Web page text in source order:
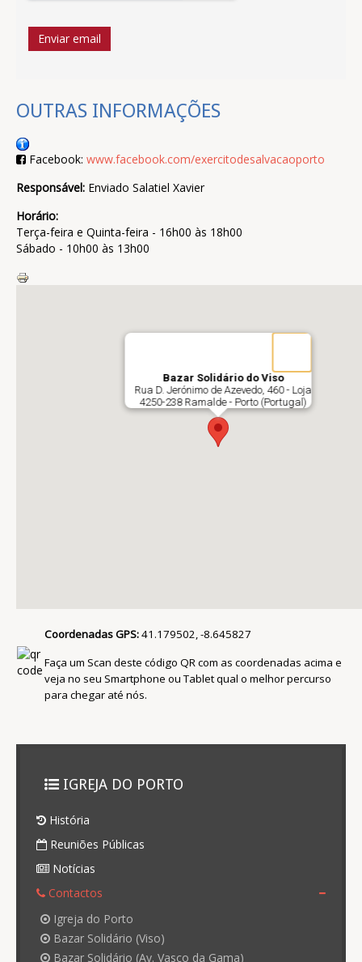
Enviar email
OUTRAS INFORMAÇÕES
Facebook: www.facebook.com/exercitodesalvacaoporto
Responsável: Enviado Salatiel Xavier
Horário:
Terça-feira e Quinta-feira - 16h00 às 18h00
Sábado - 10h00 às 13h00
Bazar Solidário do Viso
Rua D. Jerónimo de Azevedo, 460 - Loja
4250-238 Ramalde- Porto(Portugal)
Coordenadas GPS:41.179502, -8.645827
Faça um Scan deste código QR com as coordenadas acima e
veja no seu Smartphone ou Tablet qual o melhor percurso
para chegar até nós.
IGREJA DO PORTO
História
Reuniões Públicas
Notícias
Contactos
Igreja do Porto
Bazar Solidário (Viso)
Bazar Solidário (Av. Vasco da Gama)